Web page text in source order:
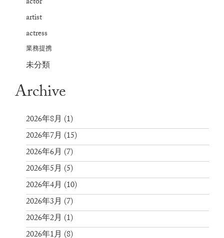
artist
actress
業務提携
未分類
Archive
2026年8月 (1)
2026年7月 (15)
2026年6月 (7)
2026年5月 (5)
2026年4月 (10)
2026年3月 (7)
2026年2月 (1)
2026年1月 (8)